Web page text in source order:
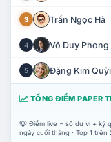
3 Trần Ngọc Hà
4 Võ Duy Phong
5 Đặng Kim
TỔNG ĐIỂM PAPER
Điểm live = số dư ví + ký
ngày cuối tháng · Top 1 trên